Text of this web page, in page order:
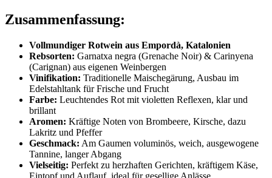
Zusammenfassung:
Vollmundiger Rotwein aus Empordà, Katalonien
Rebsorten: Garnatxa negra (Grenache Noir) & Carinyena
(Carignan) aus eigenen Weinbergen
Vinifikation: Traditionelle Maischegärung, Ausbau im
Edelstahltank für Frische und Frucht
Farbe: Leuchtendes Rot mit violetten Reflexen, klar und
brillant
Aromen: Kräftige Noten von Brombeere, Kirsche, dazu
Lakritz und Pfeffer
Geschmack: Am Gaumen voluminös, weich, ausgewogene
Tannine, langer Abgang
Vielseitig: Perfekt zu herzhaften Gerichten, kräftigem Käse,
Eintopf und Auflauf, ideal für gesellige Anlässe